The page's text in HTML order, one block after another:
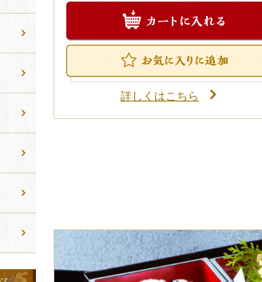
詳しくはこちら